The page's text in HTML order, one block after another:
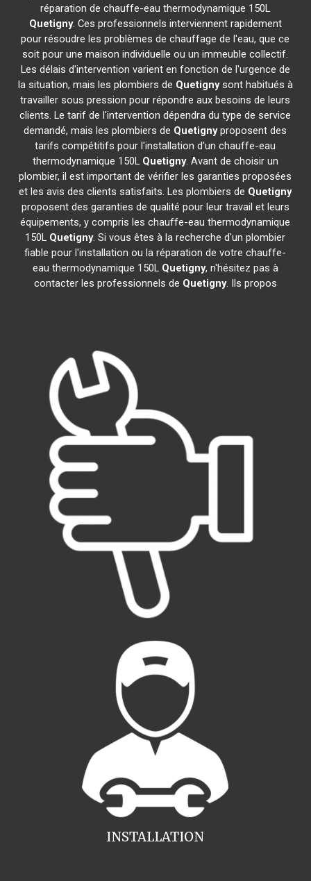
réparation de chauffe-eau thermodynamique 150L
Quetigny. Ces professionnels interviennent rapidement
pour résoudre les problèmes de chauffage de l'eau, que ce
soit pour une maison individuelle ou un immeuble collectif.
Les délais d'intervention varient en fonction de l'urgence de
la situation, mais les plombiers de Quetignysont habitués à
travailler sous pression pour répondre aux besoins de leurs
clients. Le tarif de l'intervention dépendra du type de service
demandé, mais les plombiers de Quetignyproposent des
tarifs compétitifs pour l'installation d'un chauffe-eau
thermodynamique 150L Quetigny. Avant de choisir un
plombier, il est important de vérifier les garanties proposées
et les avis des clients satisfaits. Les plombiers de Quetigny
proposent des garanties de qualité pour leur travail et leurs
équipements, y compris les chauffe-eau thermodynamique
150L Quetigny. Si vous êtes à la recherche d'un plombier
fiable pour l'installation ou la réparation de votre chauffe-
eau thermodynamique 150L Quetigny, n'hésitez pas à
contacter les professionnels de Quetigny. Ils propos
INSTALLATION